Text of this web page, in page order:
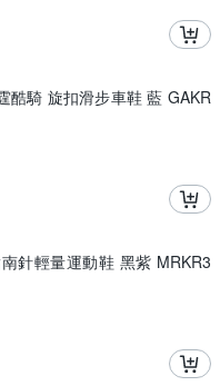
酷騎 旋扣滑步車鞋 藍 GAKR
針輕量運動鞋 黑紫 MRKR3